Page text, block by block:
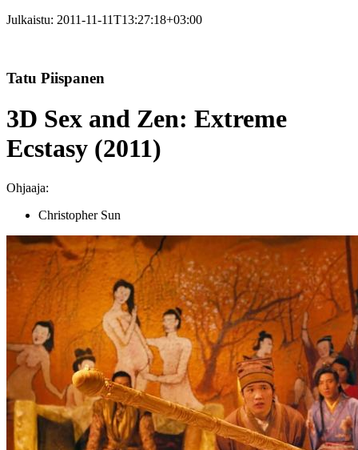
Julkaistu: 2011-11-11T13:27:18+03:00
Tatu Piispanen
3D Sex and Zen: Extreme
Ecstasy (2011)
Ohjaaja:
Christopher Sun